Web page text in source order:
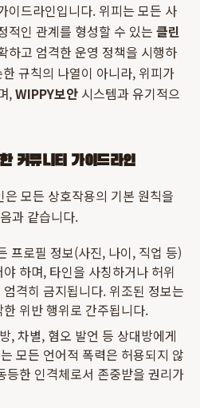
이드라인입니다. 위피는 모든 사
적인 관계를 형성할 수 있는 클린
하고 엄격한 운영 정책을 시행하
규칙의 나열이 아니라, 위피가
,WIPPY보안 시스템과 유기적으
커뮤니티 가이드라인
모든 상호작용의 기본 원칙을
과 같습니다.
프로필 정보(사진, 나이, 직업 등)
하며, 타인을 사칭하거나 허위
격히 금지됩니다. 위조된 정보는
위반 행위로 간주됩니다.
, 차별, 혐오 발언 등 상대방에게
모든 언어적 폭력은 허용되지 않
등한 인격체로서 존중받을 권리가